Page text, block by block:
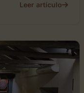
Leer artículo